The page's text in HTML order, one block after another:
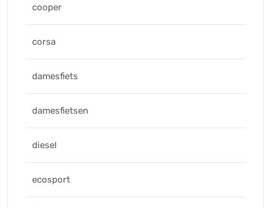
cooper
corsa
damesfiets
damesfietsen
diesel
ecosport